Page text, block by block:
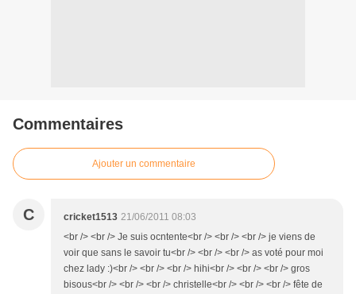
Commentaires
Ajouter un commentaire
C cricket1513 21/06/2011 08:03
<br /> <br /> Je suis ocntente<br /> <br /> <br /> je viens de
voir que sans le savoir tu<br /> <br /> <br /> as voté pour moi
chez lady :)<br /> <br /> <br /> hihi<br /> <br /> <br /> gros
bisous<br /> <br /> <br /> christelle<br /> <br /> <br /> fête de